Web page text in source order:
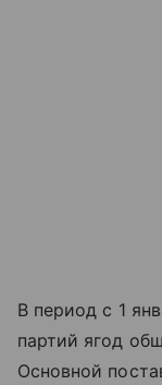
В период с 1
партий ягод
Основной